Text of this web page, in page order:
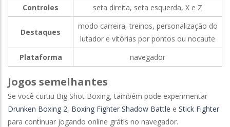
Controles
seta direita, seta esquerda, X e Z
Destaques
modo carreira, treinos, personalização do
lutador e vitórias por pontos ou nocaute
Plataforma
navegador
Jogos semelhantes
Se você curtiu Big Shot Boxing, também pode experimentar
Drunken Boxing 2, Boxing Fighter Shadow Battle e Stick Fighter
para continuar jogando online grátis no navegador.